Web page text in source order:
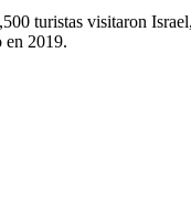
turistas visitaron
en 2019.